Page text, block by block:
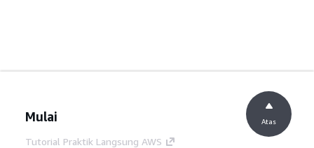
Mulai
Tutorial Praktik Langsung AWS
Atas